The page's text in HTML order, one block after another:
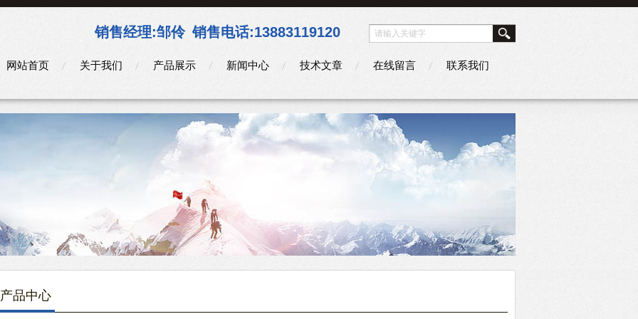
销售经理:邹伶 销售电话:13883119120
网站首页 关于我们 产品展示 新闻中心 技术文章 在线留言 联系我们
产品中心